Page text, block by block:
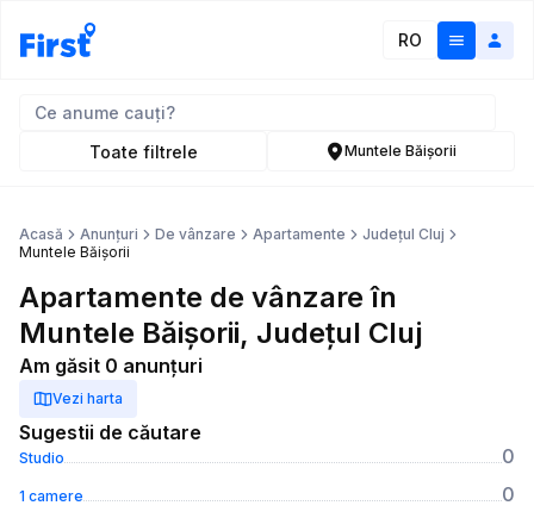
RO
Toate filtrele Muntele Băișorii
Acasă Anunțuri De vânzare Apartamente
Județul Cluj
Muntele Băișorii
Apartamente de vânzare în
Muntele Băișorii, Județul Cluj
Am găsit 0 anunțuri
Vezi harta
Sugestii de căutare
Studio 0
1 camere 0